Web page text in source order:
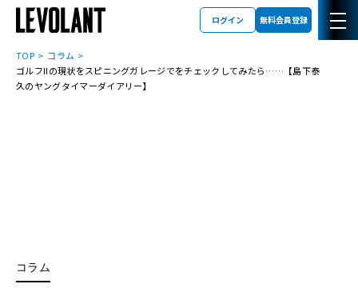
ログイン 無料会員登録
TOP
コラム
ゴルフIIの現状をスピニングガレージでをチェックしてみたら……【島下泰
久のヤングタイマーダイアリー】
コラム